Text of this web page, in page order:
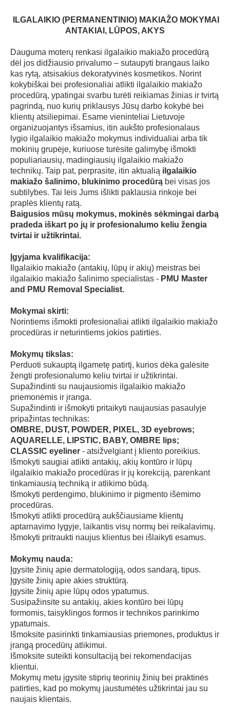
Blakstienų laminavimo
Kūno ir veido depiliacijos: vašku ir cukrumi
Ilgalaikio makiažo ir tatuiruočių šalinimo LAZERIU
Ilgalaikio makiažo (antakių plaukelinės technikos aparatu)
Ilgalaikio makiažo MasterClass (pažengusiems)
Makiažo SAU
Paauglių makiažo ir veido priežiūros
Savimasažo
Kasyčių pynimo (iš sintetinio pluošto)
Aureolės mikropigmentacijos
Randų dermopigmentacijos
Skalpo dermopigmentacijos
Ilgalaikio makiažo (antakiai)
Ilgalaikio makiažo (akys, lūpos)
Fotografavimo telefonu grožio meistrams
TVARKARAŠTIS
GALERIJA
ATSILIEPIMAI
ILGALAIKIO (PERMANENTINIO) MAKIAŽO MOKYMAI
ANTAKIAI, LŪPOS, AKYS
Dauguma moterų renkasi ilgalaikio makiažo procedūrą
dėl jos didžiausio privalumo – sutaupyti brangaus laiko
kas rytą, atsisakius dekoratyvinės kosmetikos. Norint
kokybiškai bei profesionaliai atlikti ilgalaikio makiažo
procedūrą, ypatingai svarbu turėti reikiamas žinias ir tvirtą
pagrindą, nuo kurių priklausys Jūsų darbo kokybė bei
klientų atsiliepimai. Esame vieninteliai Lietuvoje
organizuojantys išsamius, itin aukšto profesionalaus
lygio ilgalaikio makiažo mokymus individualiai arba tik
mokinių grupėje, kuriuose turėsite galimybę išmokti
populiariausių, madingiausių ilgalaikio makiažo
technikų. Taip pat, perprasite, itin aktualią ilgalaikio
makiažo šalinimo, blukinimo procedūrą bei visas jos
subtilybes. Tai leis Jums išlikti paklausia rinkoje bei
praplės klientų ratą.
Baigusios mūsų mokymus, mokinės sėkmingai darbą
pradeda iškart po jų ir profesionalumo keliu žengia
tvirtai ir užtikrintai.
Įgyjama kvalifikacija:
Ilgalaikio makiažo (antakių, lūpų ir akių) meistras bei
ilgalaikio makiažo šalinimo specialistas - PMU Master
and PMU Removal Specialist.
Mokymai skirti:
Norintiems išmokti profesionaliai atlikti ilgalaikio makiažo
procedūras ir neturintiems jokios patirties.
Mokymų tikslas:
Perduoti sukauptą ilgametę patirtį, kurios dėka galėsite
žengti profesionalumo keliu tvirtai ir užtikrintai.
Supažindinti su naujausiomis ilgalaikio makiažo
priemonėmis ir įranga.
Supažindinti ir išmokyti pritaikyti naujausias pasaulyje
pripažintas technikas:
OMBRE, DUST, POWDER, PIXEL, 3D eyebrows;
AQUARELLE, LIPSTIC, BABY, OMBRE lips;
CLASSIC eyeliner - atsižvelgiant į kliento poreikius.
Išmokyti saugiai atlikti antakių, akių kontūro ir lūpų
ilgalaikio makiažo procedūras ir jų korekciją, parenkant
tinkamiausią techniką ir atlikimo būdą.
Išmokyti perdengimo, blukinimo ir pigmento išėmimo
procedūras.
Išmokyti atlikti procedūrą aukščiausiame klientų
aptarnavimo lygyje, laikantis visų normų bei reikalavimų.
Išmokyti pritraukti naujus klientus bei išlaikyti esamus.
Mokymų nauda:
Įgysite žinių apie dermatologiją, odos sandarą, tipus.
Įgysite žinių apie akies struktūrą.
Įgysite žinių apie lūpų odos ypatumus.
Susipažinsite su antakių, akies kontūro bei lūpų
formomis, taisyklingos formos ir technikos parinkimo
ypatumais.
Išmoksite pasirinkti tinkamiausias priemones, produktus ir
įrangą procedūrų atlikimui.
Išmoksite suteikti konsultaciją bei rekomendacijas
klientui.
Mokymų metu įgysite stiprių teorinių žinių bei praktinės
patirties, kad po mokymų jaustumėtės užtikrintai jau su
naujais klientais.